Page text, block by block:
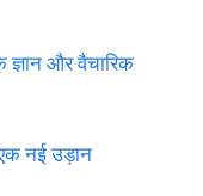
ज्ञान और वैचारिक
एक नई उड़ान